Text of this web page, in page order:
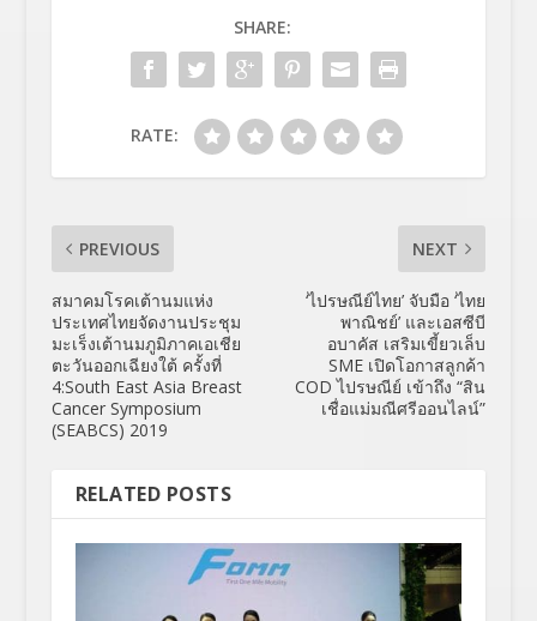
SHARE:
RATE:
PREVIOUS
สมาคมโรคเต้านมแห่ง
ประเทศไทยจัดงานประชุม
มะเร็งเต้านมภูมิภาคเอเชีย
ตะวันออกเฉียงใต้ ครั้งที่
4:South East Asia Breast
Cancer Symposium
(SEABCS) 2019
NEXT
‘ไปรษณีย์ไทย’ จับมือ ‘ไทย
พาณิชย์’ และเอสซีบี
อบาคัส เสริมเขี้ยวเล็บ
SME เปิดโอกาสลูกค้า
COD ไปรษณีย์ เข้าถึง “สิน
เชื่อแม่มณีศรีออนไลน์”
RELATED POSTS